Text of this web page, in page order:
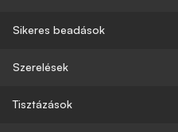
Sikeres beadások
Szerelések
Tisztázások